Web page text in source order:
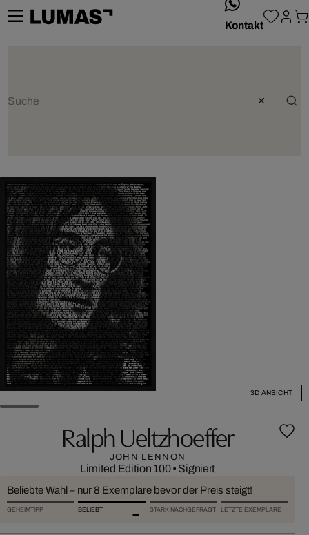
Kontakt
3D ANSICHT
Ralph Ueltzhoeffer
JOHN LENNON
Limited Edition 100• Signiert
Beliebte Wahl – nur 8 Exemplare bevor der Preis steigt!
GEHEIMTIPP BELIEBT STARK NACHGEFRAGT LETZTE EXEMPLARE